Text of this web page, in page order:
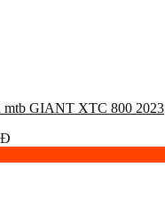
mtb GIANT XTC 800 2023